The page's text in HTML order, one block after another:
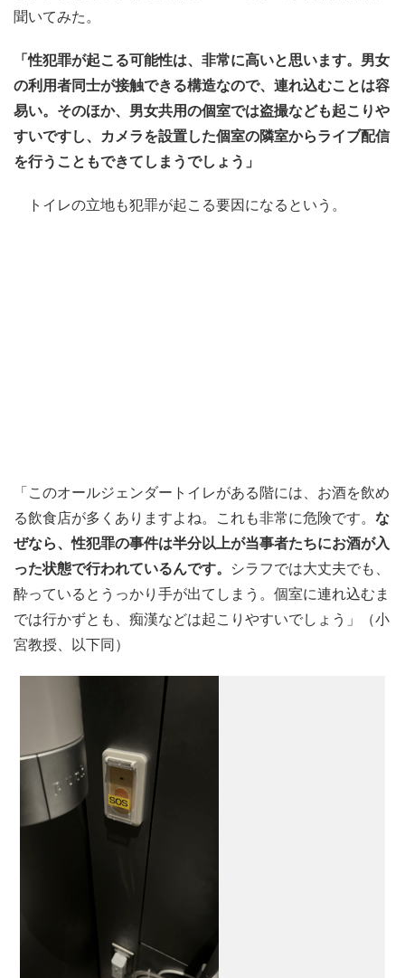
聞いてみた。
「性犯罪が起こる可能性は、非常に高いと思います。男女
の利用者同士が接触できる構造なので、連れ込むことは容
易い。そのほか、男女共用の個室では盗撮なども起こりや
すいですし、カメラを設置した個室の隣室からライブ配信
を行うこともできてしまうでしょう」
トイレの立地も犯罪が起こる要因になるという。
「このオールジェンダートイレがある階には、お酒を飲め
る飲食店が多くありますよね。これも非常に危険です。 な
ぜなら、性犯罪の事件は半分以上が当事者たちにお酒が入
った状態で行われているんです。
シラフでは大丈夫でも、
酔っているとうっかり手が出てしまう。個室に連れ込むま
では行かずとも、痴漢などは起こりやすいでしょう」（小
宮教授、以下同）